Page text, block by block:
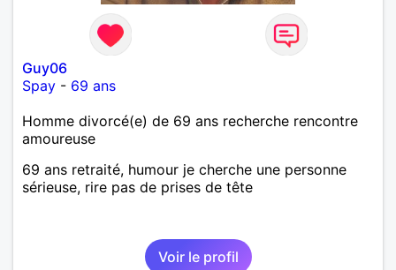
Guy06
Spay - 69 ans
Homme divorcé(e) de 69 ans recherche rencontre
amoureuse
69 ans retraité, humour je cherche une personne
sérieuse, rire pas de prises de tête
Voir le profil